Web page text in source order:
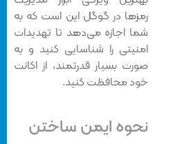
رمزها در گوگل این است که به
شما اجازه می‌دهد تا تهدیدات
امنیتی را شناسایی کنید و به
صورت بسیار قدرتمند، از اکانت
خود محافظت کنید.
نحوه ایمن ساختن